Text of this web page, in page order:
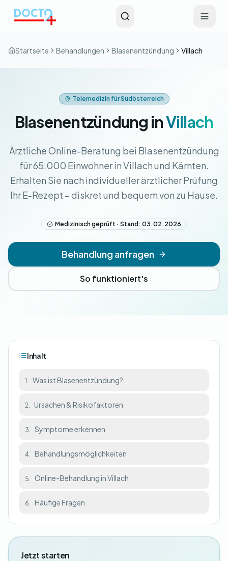
Startseite Behandlungen Blasenentzündung Villach
Telemedizin für Südösterreich
Blasenentzündung inVillach
Ärztliche Online-Beratung bei Blasenentzündung
für 65.000 Einwohner in Villach und Kärnten.
Erhalten Sie nach individueller ärztlicher Prüfung
Ihr E-Rezept – diskret und bequem von zu Hause.
Medizinisch geprüft · Stand: 03.02.2026
Behandlung anfragen
So funktioniert's
Inhalt
1. Was ist Blasenentzündung?
2. Ursachen & Risikofaktoren
3. Symptome erkennen
4. Behandlungsmöglichkeiten
5. Online-Behandlung in Villach
6. Häufige Fragen
Jetzt starten